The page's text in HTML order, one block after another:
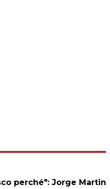
perché": Jorge Martin